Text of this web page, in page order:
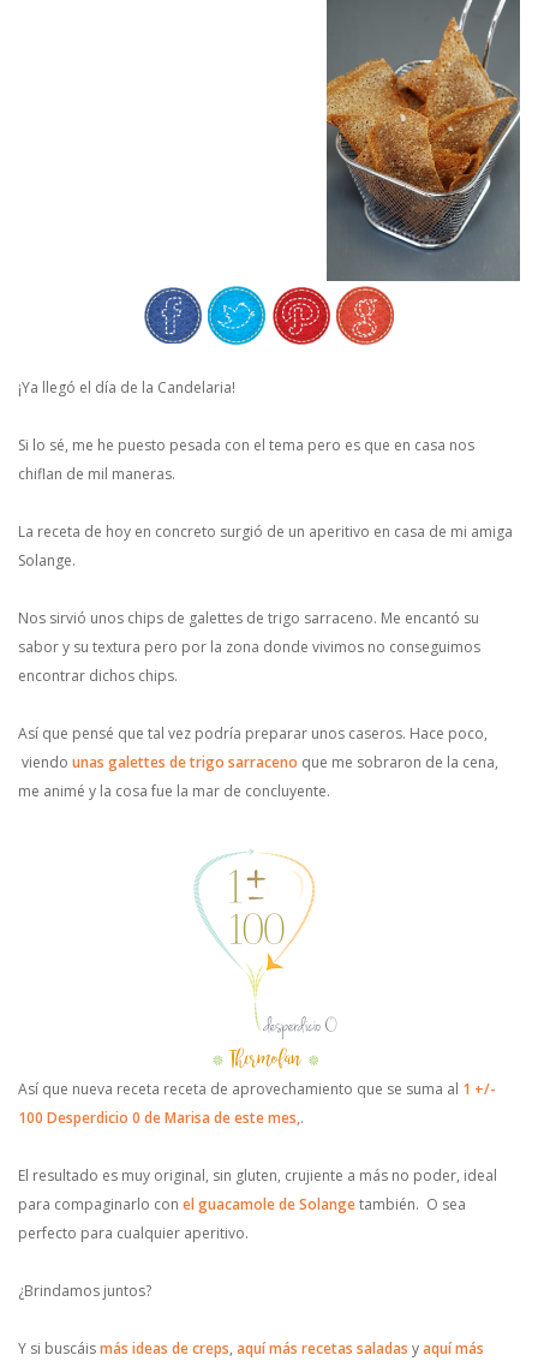
¡Ya llegó el día de la Candelaria!
Si lo sé, me he puesto pesada con el tema pero es que en casa nos
chiflan de mil maneras.
La receta de hoy en concreto surgió de un aperitivo en casa de mi amiga
Solange.
Nos sirvió unos chips de galettes de trigo sarraceno. Me encantó su
sabor y su textura pero por la zona donde vivimos no conseguimos
encontrar dichos chips.
Así que pensé que tal vez podría preparar unos caseros. Hace poco,
viendo unas galettes de trigo sarraceno que me sobraron de la cena,
me animé y la cosa fue la mar de concluyente.
Así que nueva receta receta de aprovechamiento que se suma al 1 +/-
100 Desperdicio 0 de Marisa de este mes,.
El resultado es muy original, sin gluten, crujiente a más no poder, ideal
para compaginarlo con el guacamole de Solangetambién. O sea
perfecto para cualquier aperitivo.
¿Brindamos juntos?
Y si buscáismás ideas de creps, aquí más recetas saladas yaquí más